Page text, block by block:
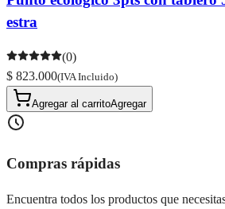
estra
(0)
$ 823.000(IVA Incluido)
Agregar al carritoAgregar
Compras rápidas
Encuentra todos los productos que